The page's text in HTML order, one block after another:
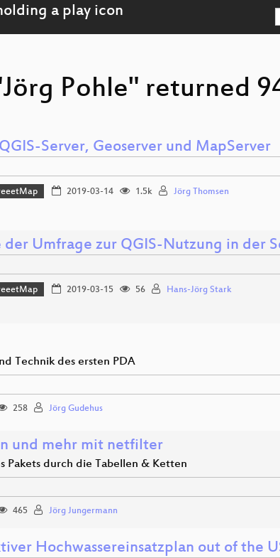
Pohle" returned
Server, Geoserver und MapServer
2019-03-14 1.5k Jörg Thomsen
der Umfrage zur QGIS-Nutzung in der
2019-03-15 56 Hans-Jörg Stark
Technik des ersten PDA
258 Jörg Gudehus
und mehr mit netfilter
Pakets durch die Tabellen & Ketten
465 Jörg Jungermann
Hochwassereinsatzplan out of the